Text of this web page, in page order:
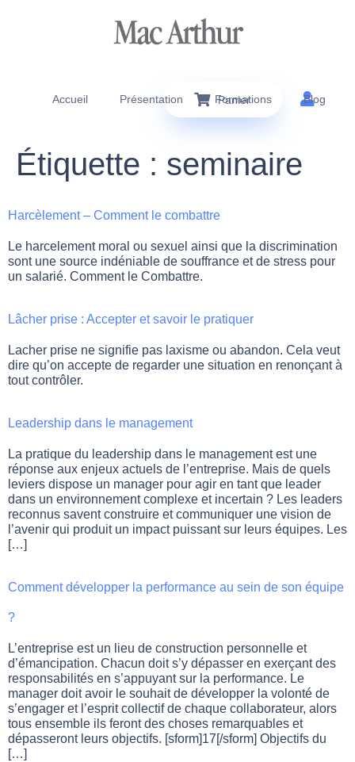
Accueil Présentation Formations Blog
Panier
Étiquette : seminaire
Harcèlement – Comment le combattre
Le harcelement moral ou sexuel ainsi que la discrimination
sont une source indéniable de souffrance et de stress pour
un salarié. Comment le Combattre.
Lâcher prise : Accepter et savoir le pratiquer
Lacher prise ne signifie pas laxisme ou abandon. Cela veut
dire qu’on accepte de regarder une situation en renonçant à
tout contrôler.
Leadership dans le management
La pratique du leadership dans le management est une
réponse aux enjeux actuels de l’entreprise. Mais de quels
leviers dispose un manager pour agir en tant que leader
dans un environnement complexe et incertain ? Les leaders
reconnus savent construire et communiquer une vision de
l’avenir qui produit un impact puissant sur leurs équipes. Les
[…]
Comment développer la performance au sein de son équipe
?
L’entreprise est un lieu de construction personnelle et
d’émancipation. Chacun doit s’y dépasser en exerçant des
responsabilités en s’appuyant sur la performance. Le
manager doit avoir le souhait de développer la volonté de
s’engager et l’esprit collectif de chaque collaborateur, alors
tous ensemble ils feront des choses remarquables et
dépasseront leurs objectifs. [sform]17[/sform] Objectifs du
[…]